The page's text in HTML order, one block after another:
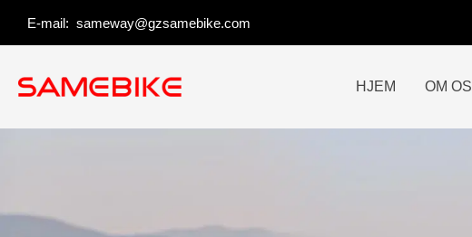
E-mail: sameway@gzsamebike.com
HJEM OM OS